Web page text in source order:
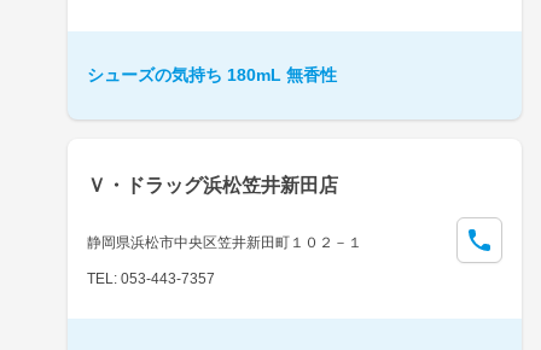
シューズの気持ち 180mL 無香性
Ｖ・ドラッグ浜松笠井新田店
静岡県浜松市中央区笠井新田町１０２－１
TEL: 053-443-7357